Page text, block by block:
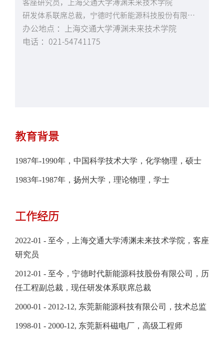
客座研究员，上海交通大学溥渊未来技术学院
研发体系联席总裁，宁德时代新能源科技股份有限公司
办公地点 ：上海交通大学溥渊未来技术学院
电话 ：021-54741175
教育背景
1987年-1990年，中国科学技术大学，化学物理，硕士
1983年-1987年，扬州大学，理论物理，学士
工作经历
2022-01 - 至今，上海交通大学溥渊未来技术学院，客座
研究员
2012-01 - 至今，宁德时代新能源科技股份有限公司，历
任工程副总裁，现任研发体系联席总裁
2000-01 - 2012-12, 东莞新能源科技有限公司，技术总监
1998-01 - 2000-12, 东莞新科磁电厂，高级工程师